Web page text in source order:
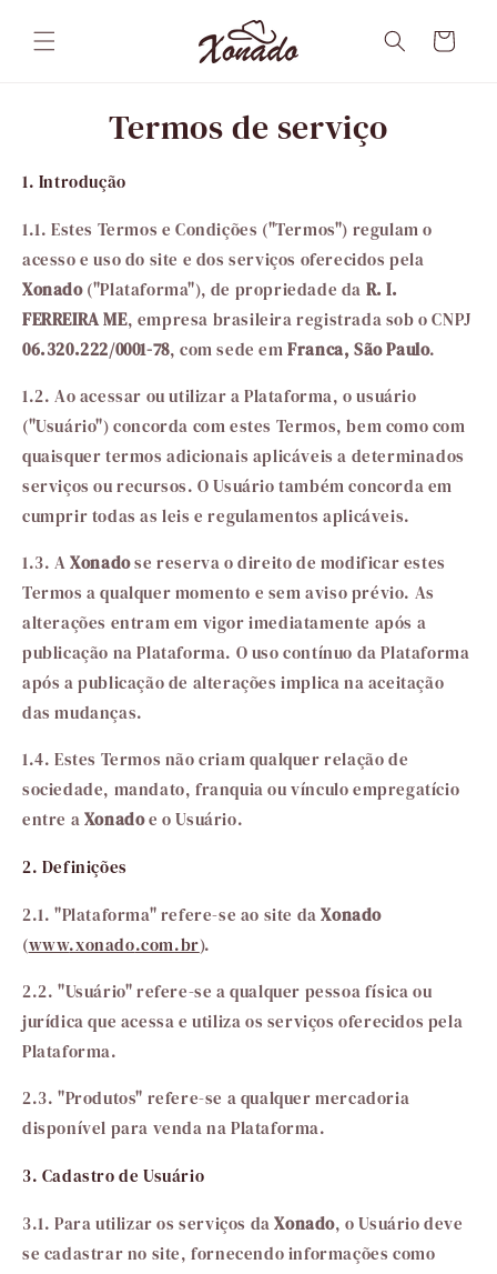
conteúdo
Carrinho
Termos de serviço
1. Introdução
1.1. Estes Termos e Condições ("Termos") regulam o
acesso e uso do site e dos serviços oferecidos pela
Xonado("Plataforma"), de propriedade da R. I.
FERREIRA ME, empresa brasileira registrada sob o CNPJ
06.320.222/0001-78, com sede emFranca, São Paulo.
1.2. Ao acessar ou utilizar a Plataforma, o usuário
("Usuário") concorda com estes Termos, bem como com
quaisquer termos adicionais aplicáveis a determinados
serviços ou recursos. O Usuário também concorda em
cumprir todas as leis e regulamentos aplicáveis.
1.3. AXonadose reserva o direito de modificar estes
Termos a qualquer momento e sem aviso prévio. As
alterações entram em vigor imediatamente após a
publicação na Plataforma. O uso contínuo da Plataforma
após a publicação de alterações implica na aceitação
das mudanças.
1.4. Estes Termos não criam qualquer relação de
sociedade, mandato, franquia ou vínculo empregatício
entre aXonadoe o Usuário.
2. Definições
2.1. "Plataforma" refere-se ao site daXonado
(www.xonado.com.br).
2.2. "Usuário" refere-se a qualquer pessoa física ou
jurídica que acessa e utiliza os serviços oferecidos pela
Plataforma.
2.3. "Produtos" refere-se a qualquer mercadoria
disponível para venda na Plataforma.
3. Cadastro de Usuário
3.1. Para utilizar os serviços daXonado, o Usuário deve
se cadastrar no site, fornecendo informações como